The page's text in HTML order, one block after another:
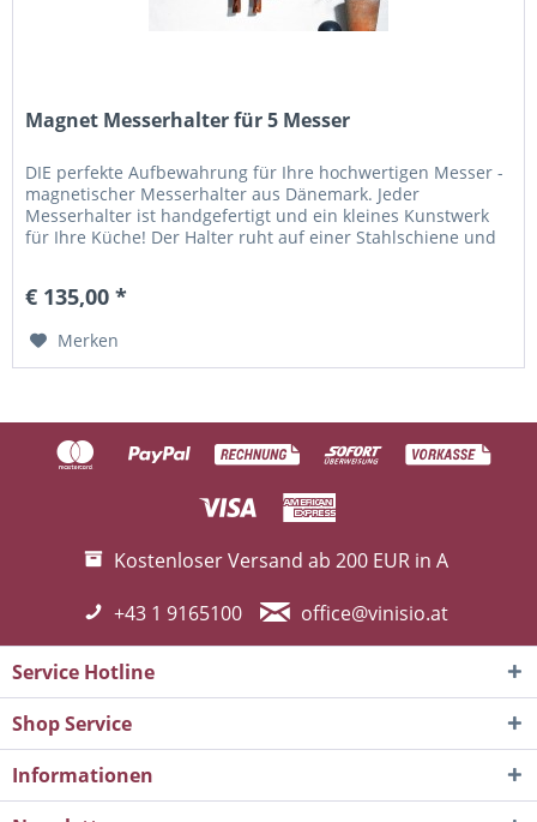
Magnet Messerhalter für 5 Messer
DIE perfekte Aufbewahrung für Ihre hochwertigen Messer -
magnetischer Messerhalter aus Dänemark. Jeder
Messerhalter ist handgefertigt und ein kleines Kunstwerk
für Ihre Küche! Der Halter ruht auf einer Stahlschiene und
€ 135,00 *
Merken
Kostenloser Versand ab 200 EUR in A
+43 1 9165100
office@vinisio.at
Service Hotline
Shop Service
Informationen